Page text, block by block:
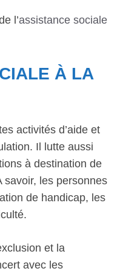
l’assistance sociale
À LA
activités d’aide et
Il lutte aussi
à destination de
savoir, les personnes
de handicap, les
et la
avec les